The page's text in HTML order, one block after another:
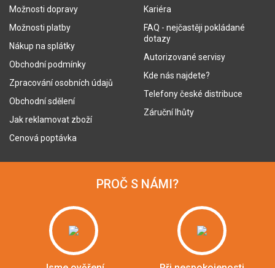
Možnosti dopravy
Možnosti platby
Nákup na splátky
Obchodní podmínky
Zpracování osobních údajů
Obchodní sdělení
Jak reklamovat zboží
Cenová poptávka
Kariéra
FAQ - nejčastěji pokládané
dotazy
Autorizované servisy
Kde nás najdete?
Telefony české distribuce
Záruční lhůty
PROČ S NÁMI?